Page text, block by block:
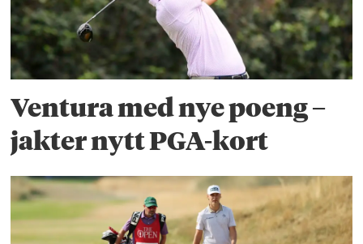
Ventura med nye poeng –
jakter nytt PGA-kort